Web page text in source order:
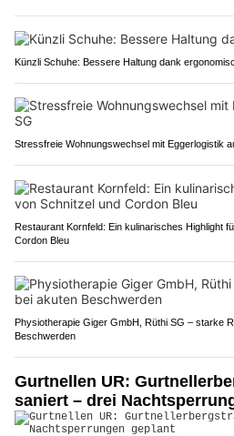
Künzli Schuhe: Bessere Haltung dank
Stressfreie Wohnungswechsel mit Eggerlogistik
Restaurant Kornfeld: Ein kulinarisches Highlight
Cordon Bleu
Physiotherapie Giger GmbH, Rüthi SG – starke
Beschwerden
Gurtnellen UR:
saniert – drei